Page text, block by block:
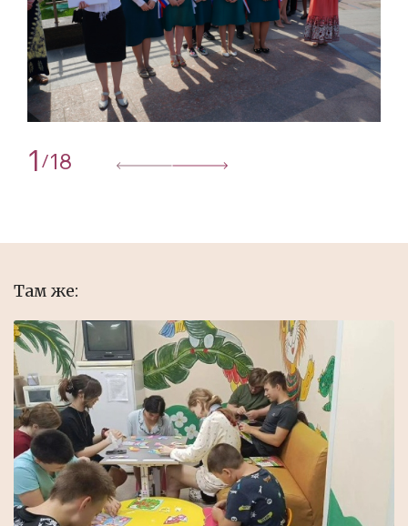
1 /18
Там же: